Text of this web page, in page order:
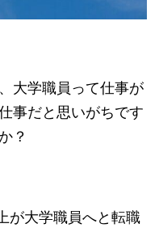
大学職員って仕事が
事だと思いがちです
？
が大学職員へと転職